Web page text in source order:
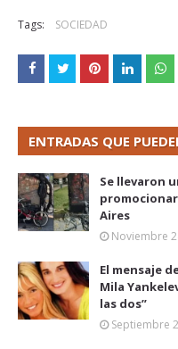
Tags: SOCIEDAD
ENTRADAS QUE
Se llevaron
Aires
Noviembre
El mensaje
Mila
las dos”
Septiembre